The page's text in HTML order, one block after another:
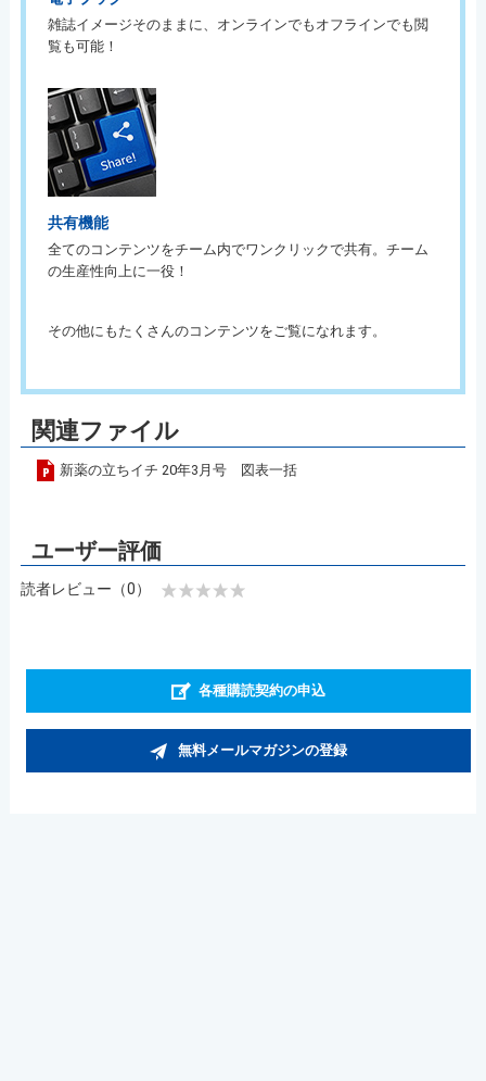
雑誌イメージそのままに、オンラインでもオフラインでも閲
覧も可能！
共有機能
全てのコンテンツをチーム内でワンクリックで共有。チーム
の生産性向上に一役！
その他にもたくさんのコンテンツをご覧になれます。
関連ファイル
新薬の立ちイチ 20年3月号 図表一括
読者レビュー（0）
各種購読契約の申込
無料メールマガジンの登録